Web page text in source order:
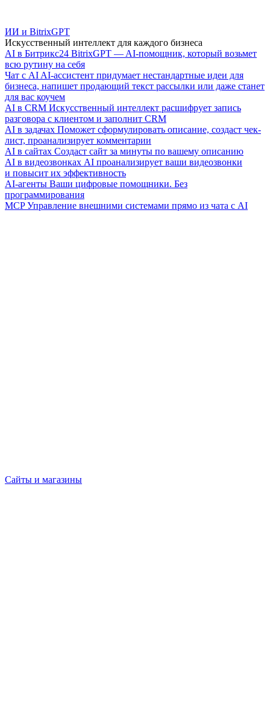
ИИ и BitrixGPT
Искусственный интеллект для каждого бизнеса
AI в Битрикс24 BitrixGPT — AI-помощник, который возьмет
всю рутину на себя
Чат с AI AI-ассистент придумает нестандартные идеи для
бизнеса, напишет продающий текст рассылки или даже станет
для вас коучем
AI в CRM Искусственный интеллект расшифрует запись
разговора с клиентом и заполнит CRM
AI в задачах Поможет сформулировать описание, создаст чек-
лист, проанализирует комментарии
AI в сайтах Создаст сайт за минуты по вашему описанию
AI в видеозвонках AI проанализирует ваши видеозвонки
и повысит их эффективность
AI-агенты Ваши цифровые помощники. Без
программирования
MCP Управление внешними системами прямо из чата с AI
Сайты и магазины